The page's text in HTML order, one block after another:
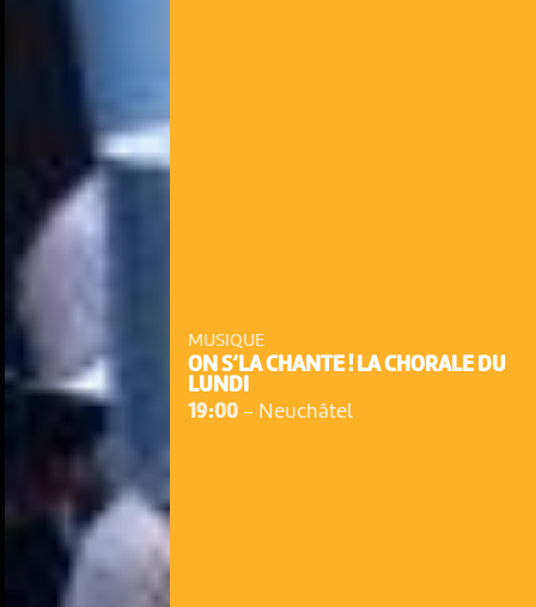
MUSIQUE
ON S’LA CHANTE ! LA CHORALE DU
LUNDI
19:00- Neuchâtel